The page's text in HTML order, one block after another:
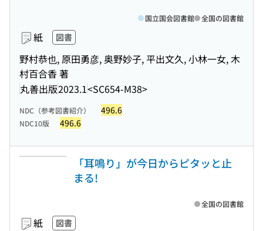
紙 図書
野村恭也, 原田勇彦, 奥野妙子, 平出文久, 小林一女, 木
村百合香 著
丸善出版2023.1<SC654-M38>
国立国会図書館 全国の図書館
NDC（参考図書紹介） 496.6
NDC10版 496.6
「耳鳴り」が今日からピタッと止
まる!
紙 図書
全国の図書館